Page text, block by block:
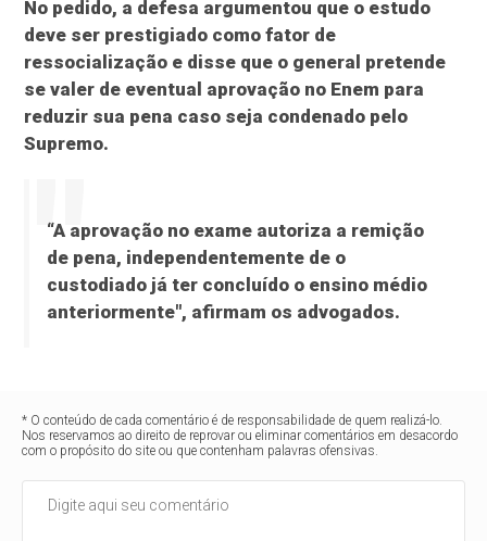
No pedido, a defesa argumentou que o estudo
deve ser prestigiado como fator de
ressocialização e disse que o general pretende
se valer de eventual aprovação no Enem para
reduzir sua pena caso seja condenado pelo
Supremo.
“A aprovação no exame autoriza a remição
de pena, independentemente de o
custodiado já ter concluído o ensino médio
anteriormente", afirmam os advogados.
* O conteúdo de cada comentário é de responsabilidade de quem realizá-lo.
Nos reservamos ao direito de reprovar ou eliminar comentários em desacordo
com o propósito do site ou que contenham palavras ofensivas.